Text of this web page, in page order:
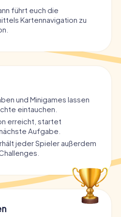
führt euch die
Kartennavigation zu
und Minigames lassen
eintauchen.
erreicht, startet
Aufgabe.
jeder Spieler außerdem